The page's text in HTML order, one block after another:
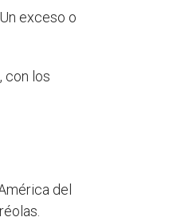
exceso o
con los
del